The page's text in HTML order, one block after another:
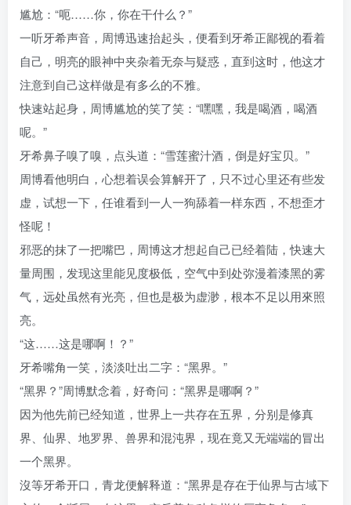
尴尬：“呃……你，你在干什么？”
一听牙希声音，周博迅速抬起头，便看到牙希正鄙视的看着
自己，明亮的眼神中夹杂着无奈与疑惑，直到这时，他这才
注意到自己这样做是有多么的不雅。
快速站起身，周博尴尬的笑了笑：“嘿嘿，我是喝酒，喝酒
呢。”
牙希鼻子嗅了嗅，点头道：“雪莲蜜汁酒，倒是好宝贝。”
周博看他明白，心想着误会算解开了，只不过心里还有些发
虚，试想一下，任谁看到一人一狗舔着一样东西，不想歪才
怪呢！
邪恶的抹了一把嘴巴，周博这才想起自己已经着陆，快速大
量周围，发现这里能见度极低，空气中到处弥漫着漆黑的雾
气，远处虽然有光亮，但也是极为虚渺，根本不足以用來照
亮。
“这……这是哪啊！？”
牙希嘴角一笑，淡淡吐出二字：“黑界。”
“黑界？”周博默念着，好奇问：“黑界是哪啊？”
因为他先前已经知道，世界上一共存在五界，分别是修真
界、仙界、地罗界、兽界和混沌界，现在竟又无端端的冒出
一个黑界。
沒等牙希开口，青龙便解释道：“黑界是存在于仙界与古域下